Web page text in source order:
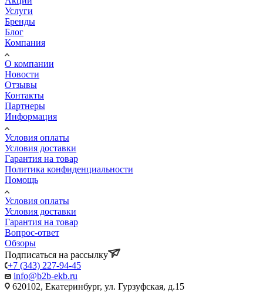
Услуги
Бренды
Блог
Компания
О компании
Новости
Отзывы
Контакты
Партнеры
Информация
Условия оплаты
Условия доставки
Гарантия на товар
Политика конфиденциальности
Помощь
Условия оплаты
Условия доставки
Гарантия на товар
Вопрос-ответ
Обзоры
Подписаться на рассылку
+7 (343) 227-94-45
info@b2b-ekb.ru
620102, Екатеринбург, ул. Гурзуфская, д.15